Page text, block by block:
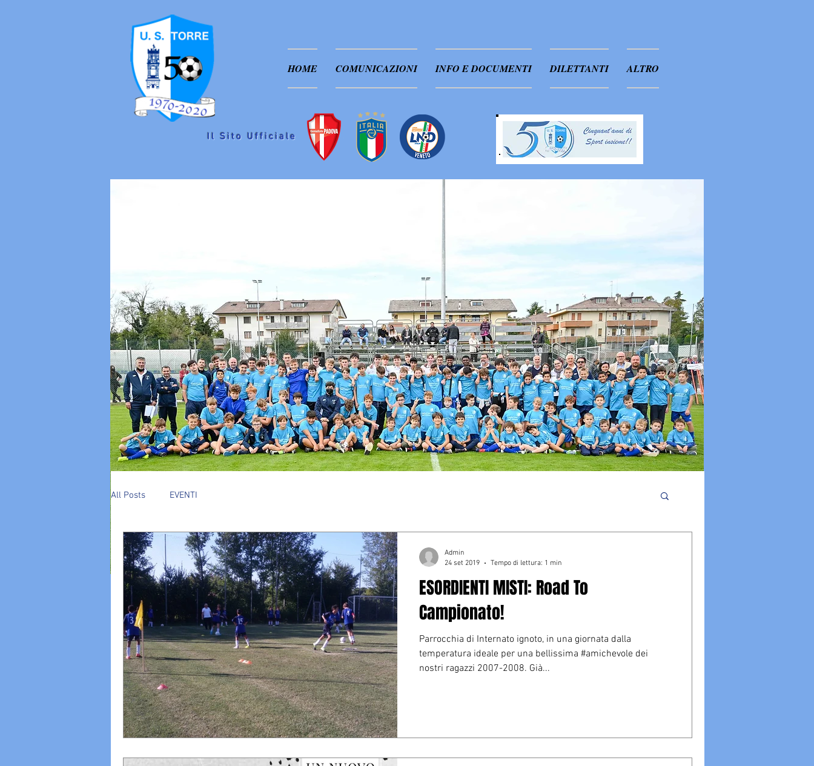
HOME COMUNICAZIONI INFO E DOCUMENTI DILETTANTI ALTRO
Il Sito Ufficiale
NOTIZIE DAL CAMPO
All Posts EVENTI
ESORDIENTI MISTI: Road To
Campionato!
Parrocchia di Internato ignoto, in una giornata dalla
temperatura ideale per una bellissima #amichevole dei
nostri ragazzi 2007-2008. Già...
Admin
24 set 2019
Tempo di lettura: 1 min